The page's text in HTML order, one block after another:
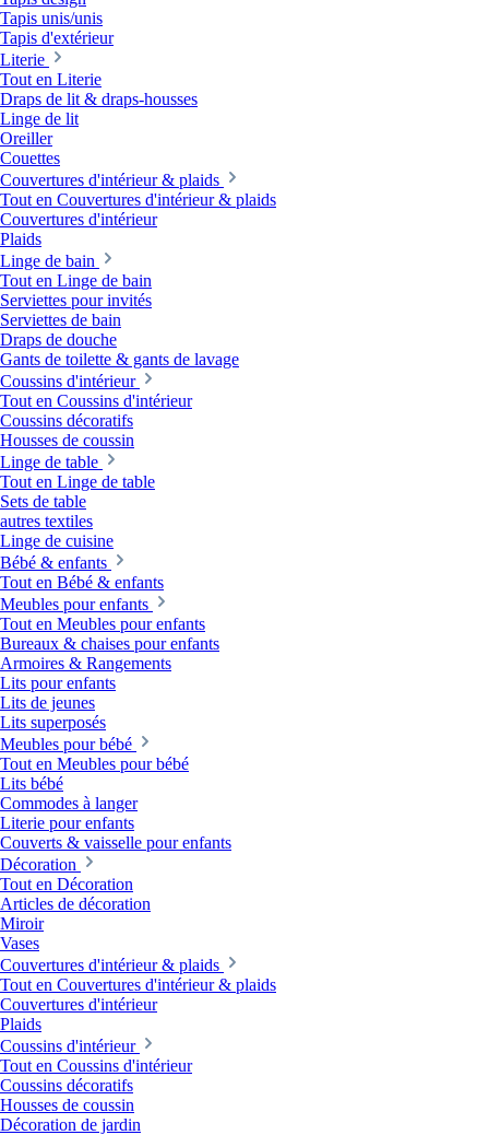
Tapis unis/unis
Tapis d'extérieur
Literie
Tout en Literie
Draps de lit & draps-housses
Linge de lit
Oreiller
Couettes
Couvertures d'intérieur & plaids
Tout en Couvertures d'intérieur & plaids
Couvertures d'intérieur
Plaids
Linge de bain
Tout en Linge de bain
Serviettes pour invités
Serviettes de bain
Draps de douche
Gants de toilette & gants de lavage
Coussins d'intérieur
Tout en Coussins d'intérieur
Coussins décoratifs
Housses de coussin
Linge de table
Tout en Linge de table
Sets de table
autres textiles
Linge de cuisine
Bébé & enfants
Tout en Bébé & enfants
Meubles pour enfants
Tout en Meubles pour enfants
Bureaux & chaises pour enfants
Armoires & Rangements
Lits pour enfants
Lits de jeunes
Lits superposés
Meubles pour bébé
Tout en Meubles pour bébé
Lits bébé
Commodes à langer
Literie pour enfants
Couverts & vaisselle pour enfants
Décoration
Tout en Décoration
Articles de décoration
Miroir
Vases
Couvertures d'intérieur & plaids
Tout en Couvertures d'intérieur & plaids
Couvertures d'intérieur
Plaids
Coussins d'intérieur
Tout en Coussins d'intérieur
Coussins décoratifs
Housses de coussin
Décoration de jardin